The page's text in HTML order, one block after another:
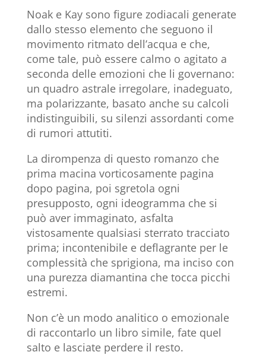
Noak e Kay sono figure zodiacali generate
dallo stesso elemento che seguono il
movimento ritmato dell’acqua e che,
come tale, può essere calmo o agitato a
seconda delle emozioni che li governano:
un quadro astrale irregolare, inadeguato,
ma polarizzante, basato anche su calcoli
indistinguibili, su silenzi assordanti come
di rumori attutiti.
La dirompenza di questo romanzo che
prima macina vorticosamente pagina
dopo pagina, poi sgretola ogni
presupposto, ogni ideogramma che si
può aver immaginato, asfalta
vistosamente qualsiasi sterrato tracciato
prima; incontenibile e deflagrante per le
complessità che sprigiona, ma inciso con
una purezza diamantina che tocca picchi
estremi.
Non c’è un modo analitico o emozionale
di raccontarlo un libro simile, fate quel
salto e lasciate perdere il resto.